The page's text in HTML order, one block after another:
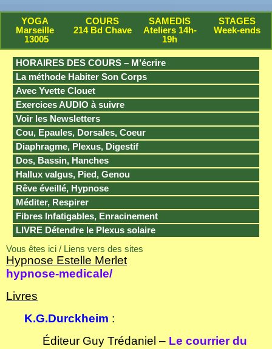
YOGA
Marseille
13005
COURS
214 Bd Chave
SAMEDIS
Ateliers 14h-
19h
STAGES
Week-ends
HORAIRES DES COURS – M’écrire
La méthode Habiter Son Corps
Avec Yvette Clouet
Exercices AUDIO à suivre
Voir les Newsletters
Cou, Epaules, Dorsales, Coeur
Diaphragme, Plexus, Digestif
Dos, Bassin, Hanches
Hallux valgus, Pied, Genou
Rêve éveillé, Hypnose
Méditer, Respirer
Fibres Infatigables, Enracinement
LIVRE Détendre le Plexus solaire
Vous êtes ici / Liens vers des sites
Hypnose Estelle Merlet
hypnose-medicale/
Livres
K.G.Durckheim :
Éditeur Guy Trédaniel – Le courrier du